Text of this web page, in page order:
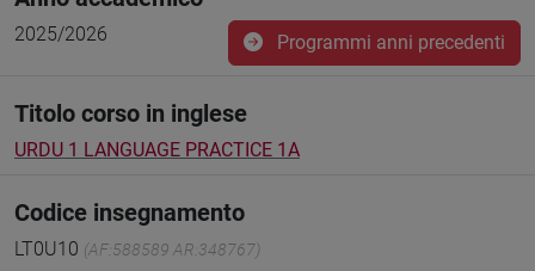
2025/2026 Programmi anni precedenti
Titolo corso in inglese
URDU 1 LANGUAGE PRACTICE 1A
Codice insegnamento
LT0U10 (AF:588589 AR:348767)